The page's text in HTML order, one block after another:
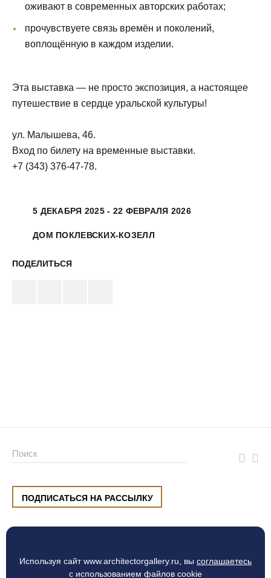
оживают в современных авторских работах;
прочувствуете связь времён и поколений,
воплощённую в каждом изделии.
Эта выставка — не просто экспозиция, а настоящее
путешествие в сердце уральской культуры!
ул. Малышева, 46.
Вход по билету на временные выставки.
+7 (343) 376‑47‑78.
5 ДЕКАБРЯ 2025 - 22 ФЕВРАЛЯ 2026
ДОМ ПОКЛЕВСКИХ‑КОЗЕЛЛ
ПОДЕЛИТЬСЯ
Используя сайт www.architectorgallery.ru, вы соглашаетесь
с использованием файлов cookie
ПОДПИСАТЬСЯ НА РАССЫЛКУ
ул. Малышева, 8, Екатеринбург
Процесс оплаты